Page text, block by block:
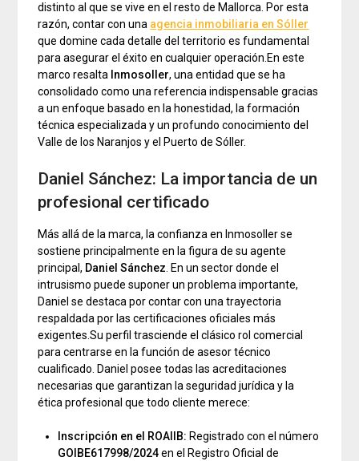
distinto al que se vive en el resto de Mallorca. Por esta
razón, contar con una agencia inmobiliaria en Sóller
que domine cada detalle del territorio es fundamental
para asegurar el éxito en cualquier operación.En este
marco resalta Inmosoller, una entidad que se ha
consolidado como una referencia indispensable gracias
a un enfoque basado en la honestidad, la formación
técnica especializada y un profundo conocimiento del
Valle de los Naranjos y el Puerto de Sóller.
Daniel Sánchez: La importancia de un
profesional certificado
Más allá de la marca, la confianza en Inmosoller se
sostiene principalmente en la figura de su agente
principal, Daniel Sánchez. En un sector donde el
intrusismo puede suponer un problema importante,
Daniel se destaca por contar con una trayectoria
respaldada por las certificaciones oficiales más
exigentes.Su perfil trasciende el clásico rol comercial
para centrarse en la función de asesor técnico
cualificado. Daniel posee todas las acreditaciones
necesarias que garantizan la seguridad jurídica y la
ética profesional que todo cliente merece:
Inscripción en el ROAIIB: Registrado con el número
GOIBE617998/2024en el Registro Oficial de